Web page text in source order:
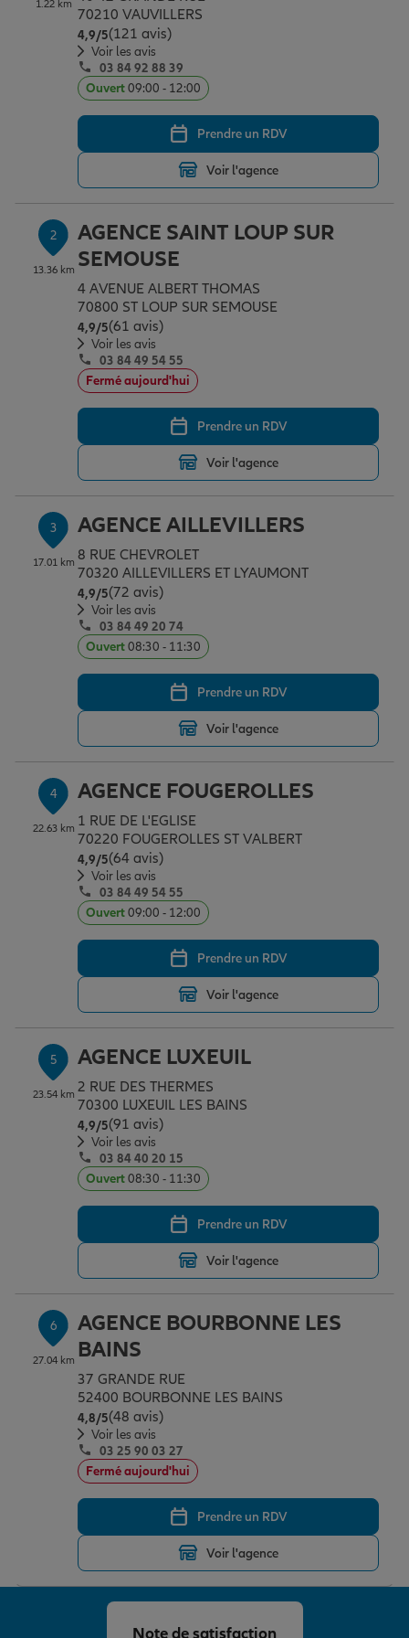
Assurance emprunteur
Prévoyance et dépendance
Assurance animal de compagnie
Protection de la famille
Protection juridique
Épargne & retraite
Plan épargne retraite
Assurance vie
Placements financiers
Investissements immobiliers
Transmission
Vos projets
Partir en vacances
Déménager
Changer de voiture
Départ à la retraite
Préparer l’avenir
Conseil assurance
Outre-mer
Assurance auto
Assurance habitation
Le Pack Famille
Garantie des accidents de la vie
Assurance scolaire
Protection juridique
Tous nos devis d'assurance
Professionnels
Allianz en France
1.22 km
70210 VAUVILLERS
4,9/5Note de 4.9 sur 5
(121 avis)
Voir les avis
03 84 92 88 39
Ouvert09:00 - 12:00
Prendre un RDV
Voir l'agence
2
13.36 km
AGENCE SAINT LOUP SUR
SEMOUSE
4 AVENUE ALBERT THOMAS
70800 ST LOUP SUR SEMOUSE
4,9/5Note de 4.9 sur 5
(61 avis)
Voir les avis
03 84 49 54 55
Fermé aujourd'hui
Prendre un RDV
Voir l'agence
3
17.01 km
AGENCE AILLEVILLERS
8 RUE CHEVROLET
70320 AILLEVILLERS ET LYAUMONT
4,9/5Note de 4.9 sur 5
(72 avis)
Voir les avis
03 84 49 20 74
Ouvert08:30 - 11:30
Prendre un RDV
Voir l'agence
4
22.63 km
AGENCE FOUGEROLLES
1 RUE DE L'EGLISE
70220 FOUGEROLLES ST VALBERT
4,9/5Note de 4.9 sur 5
(64 avis)
Voir les avis
03 84 49 54 55
Ouvert09:00 - 12:00
Prendre un RDV
Voir l'agence
5
23.54 km
AGENCE LUXEUIL
2 RUE DES THERMES
70300 LUXEUIL LES BAINS
4,9/5Note de 4.9 sur 5
(91 avis)
Voir les avis
03 84 40 20 15
Ouvert08:30 - 11:30
Prendre un RDV
Voir l'agence
6
27.04 km
AGENCE BOURBONNE LES
BAINS
37 GRANDE RUE
52400 BOURBONNE LES BAINS
4,8/5Note de 4.8 sur 5
(48 avis)
Voir les avis
03 25 90 03 27
Fermé aujourd'hui
Prendre un RDV
Voir l'agence
Note de satisfaction